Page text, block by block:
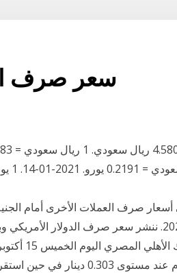
سعر صرف
صرف العملات الأخرى أمام
المصري اليوم الثلاثاء 20 أكتوبر 2020. ننشر سعر صرف